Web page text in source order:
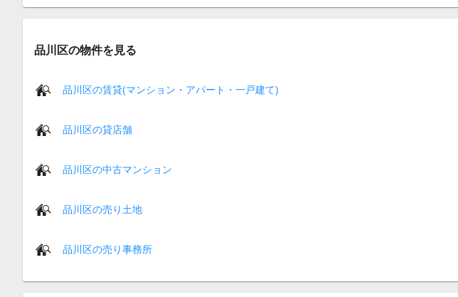
品川区の物件を見る
品川区の賃貸(マンション・アパート・一戸建て)
品川区の貸店舗
品川区の中古マンション
品川区の売り土地
品川区の売り事務所